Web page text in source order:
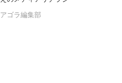
アゴラ編集部